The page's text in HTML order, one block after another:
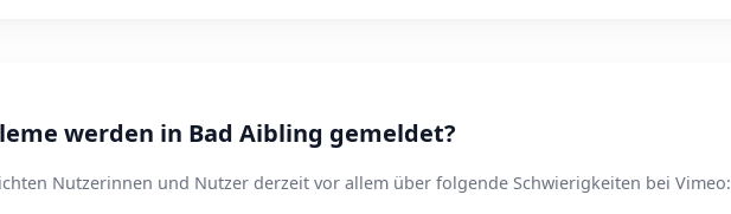
werden in Bad Aibling gemeldet?
Nutzerinnen und Nutzer derzeit vor allem über folgende Schwierigkeiten bei Vimeo: